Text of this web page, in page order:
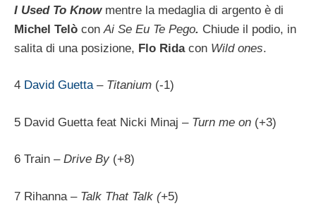
I Used To Knowmentre la medaglia di argento è di
Michel Telò con Ai Se Eu Te Pego. Chiude il podio, in
salita di una posizione, Flo Ridacon Wild ones.
4 David Guetta– Titanium (-1)
5 David Guetta feat Nicki Minaj – Turn me on (+3)
6 Train – Drive By (+8)
7 Rihanna –Talk That Talk (+5)